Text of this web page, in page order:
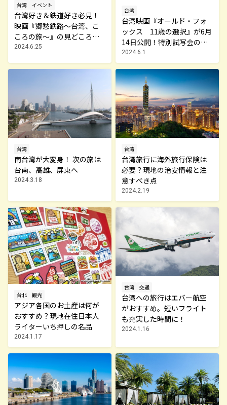
台湾 イベント
台湾好き＆鉄道好き必見！
映画『郷愁鉄路～台湾、こ
ころの旅～』の見どころを
チェック
2024.6.25
台湾
台湾映画『オールド・フォ
ックス 11歳の選択』が6月
14日公開！特別試写会の舞
台挨拶には門脇麦が登場
2024.6.1
台湾
南台湾が大変身！ 次の旅は
台南、高雄、屏東へ
2024.3.18
台湾
台湾旅行に海外旅行保険は
必要？現地の治安情報と注
意すべき点
2024.2.19
台北 観光
アジア各国のお土産は何が
おすすめ？現地在住日本人
ライターいち押しの名品
2024.1.17
台湾 交通
台湾への旅行はエバー航空
がおすすめ。短いフライト
も充実した時間に！
2024.1.16